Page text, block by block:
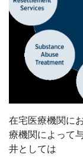
在宅医療機関に
療機関によって
井としては